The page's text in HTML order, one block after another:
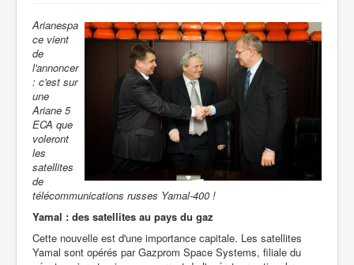
Arianespa
ce vient
de
l'annoncer
: c'est sur
une
Ariane 5
ECA que
voleront
les
satellites
de
télécommunications russes Yamal-400 !
Yamal : des satellites au pays du gaz
Cette nouvelle est d'une importance capitale. Les satellites
Yamal sont opérés par Gazprom Space Systems, filiale du